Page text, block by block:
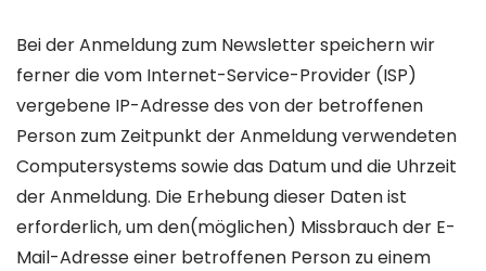
Bei der Anmeldung zum Newsletter speichern wir
ferner die vom Internet-Service-Provider (ISP)
vergebene IP-Adresse des von der betroffenen
Person zum Zeitpunkt der Anmeldung verwendeten
Computersystems sowie das Datum und die Uhrzeit
der Anmeldung. Die Erhebung dieser Daten ist
erforderlich, um den(möglichen) Missbrauch der E-
Mail-Adresse einer betroffenen Person zu einem